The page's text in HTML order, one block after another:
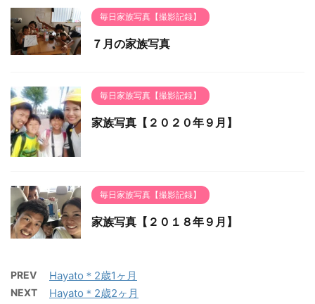
毎日家族写真【撮影記録】
７月の家族写真
毎日家族写真【撮影記録】
家族写真【２０２０年９月】
毎日家族写真【撮影記録】
家族写真【２０１８年９月】
PREV Hayato＊2歳1ヶ月
NEXT Hayato＊2歳2ヶ月